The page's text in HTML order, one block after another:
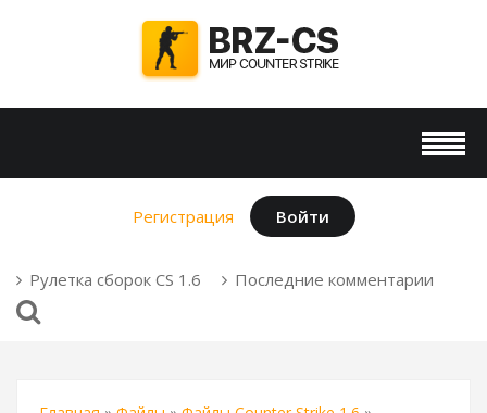
Регистрация Войти
Рулетка сборок CS 1.6 Последние комментарии